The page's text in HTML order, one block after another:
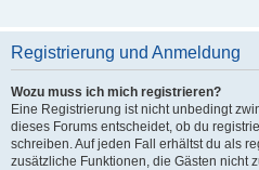
Registrierung und Anmeldung
Wozu muss ich mich registrieren?
Eine Registrierung ist nicht unbedingt
dieses Forums entscheidet, ob du
schreiben. Auf jeden Fall erhältst du als
zusätzliche Funktionen, die Gästen nicht